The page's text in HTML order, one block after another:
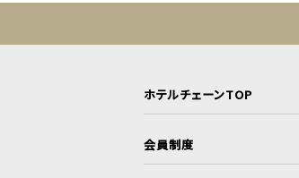
ホテルチェーンTOP
会員制度